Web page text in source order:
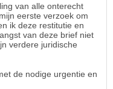
van alle onterecht
eerste verzoek om
ik deze restitutie en
van deze brief niet
verdere juridische
de nodige urgentie en